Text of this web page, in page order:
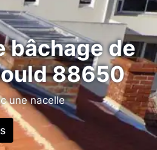
bâchage de
88650
une nacelle